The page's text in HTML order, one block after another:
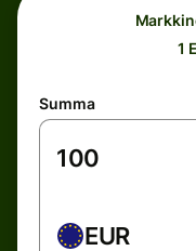
1
Summa
EUR